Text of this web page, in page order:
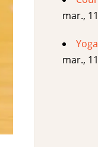
mar.,
mar.,